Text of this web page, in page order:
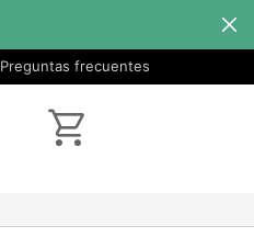
Preguntas frecuentes